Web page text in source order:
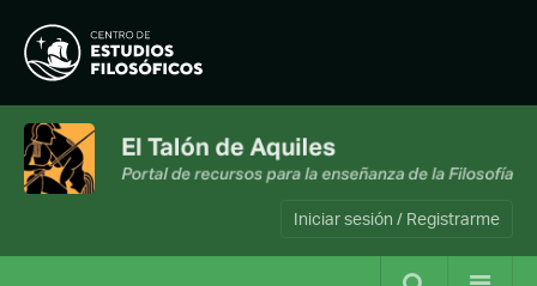
Iniciar sesión / Registrarme